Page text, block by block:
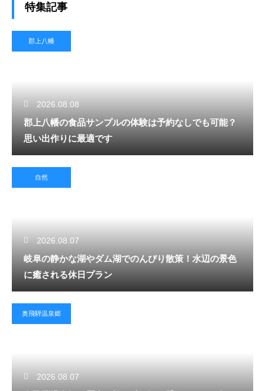
特集記事
郡上八幡
2026.08.08
郡上八幡の食品サンプルの体験は予約なしでも可能？
思い出作りに最適です
自然
2026.08.07
岐阜の静かな湖やダム湖でのんびり散策！水辺の景色
に癒される休日プラン
奥飛騨温泉郷
2026.08.07